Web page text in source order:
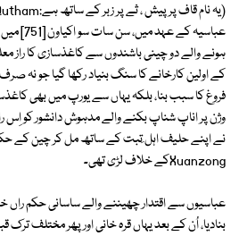
عباسیہ
ہونے والے دو چینی باشندوں سے کاغذسازی کا راز
کے اولین کارخانے کا سنگ بنیاد رکھا گیا جو نہ
فروغ کا سبب بنا، بلکہ یہاں سے یورپ میں بھی
وژن پر اناپ شناپ بکنے والے مدہوش دانشور کو
نے اپنے حلیف اہل ِتبت کے ساتھ مل کر چین کے
Xuanzongکے خلاف لڑی تھی۔
عباسیوں سے اقتدار چھیننے والے ساسانی حکم
بنادیا، اُن کے بعد یہاں قرہ خانی اور پھر مختلف